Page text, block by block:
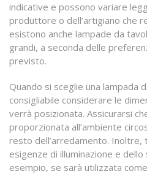
indicative e possono variare
produttore o dell’artigiano che
esistono anche lampade da
grandi, a seconda delle
previsto.
Quando si sceglie una lampada
consigliabile considerare le
verrà posizionata. Assicurarsi
proporzionata all’ambiente
resto dell’arredamento.
esigenze di illuminazione e
esempio, se sarà utilizzata